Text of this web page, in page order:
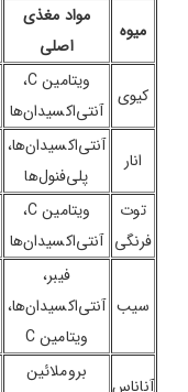
میوه
مواد مغذی
اصلی
کیوی
ویتامین C،
آنتی‌اکسیدان‌ها
انار
آنتی‌اکسیدان‌ها،
پلی‌فنول‌ها
توت
فرنگی
ویتامین C،
آنتی‌اکسیدان‌ها
سیب
فیبر،
آنتی‌اکسیدان‌ها،
ویتامین C
آناناس
بروملائین